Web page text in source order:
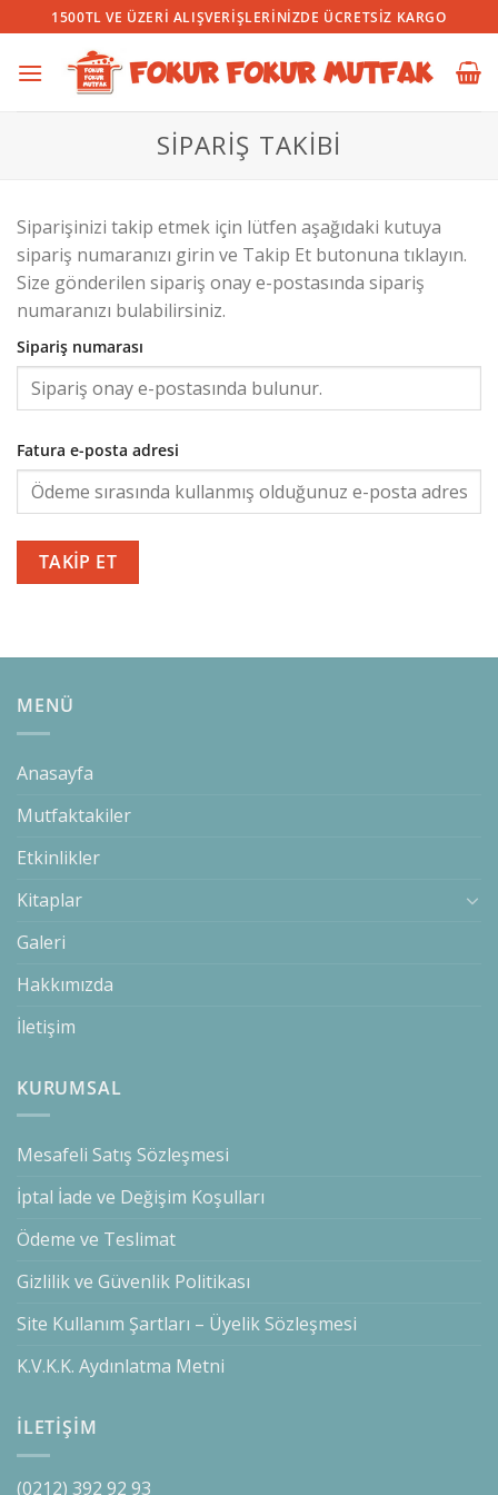
İçeriğe
atla
1500TL VE ÜZERI ALIŞVERIŞLERINIZDE ÜCRETSIZ KARGO
SIPARIŞ TAKIBI
Siparişinizi takip etmek için lütfen aşağıdaki kutuya
sipariş numaranızı girin ve Takip Et butonuna tıklayın.
Size gönderilen sipariş onay e-postasında sipariş
numaranızı bulabilirsiniz.
Sipariş numarası
Fatura e-posta adresi
TAKIP ET
MENÜ
Anasayfa
Mutfaktakiler
Etkinlikler
Kitaplar
Galeri
Hakkımızda
İletişim
KURUMSAL
Mesafeli Satış Sözleşmesi
İptal İade ve Değişim Koşulları
Ödeme ve Teslimat
Gizlilik ve Güvenlik Politikası
Site Kullanım Şartları – Üyelik Sözleşmesi
K.V.K.K. Aydınlatma Metni
İLETİŞİM
(0212) 392 92 93